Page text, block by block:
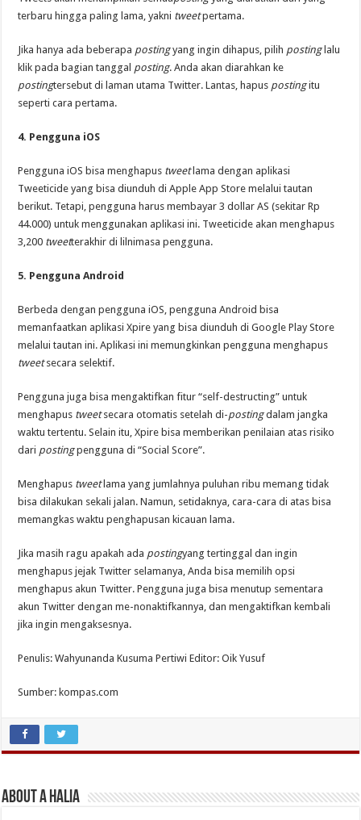
terbaru hingga paling lama, yakni tweetpertama.
Jika hanya ada beberapa postingyang ingin dihapus, pilih postinglalu
klik pada bagian tanggal posting. Anda akan diarahkan ke
postingtersebut di laman utama Twitter. Lantas, hapus postingitu
seperti cara pertama.
4. Pengguna iOS
Pengguna iOS bisa menghapus tweetlama dengan aplikasi
Tweeticide yang bisa diunduh di Apple App Store melalui tautan
berikut. Tetapi, pengguna harus membayar 3 dollar AS (sekitar Rp
44.000) untuk menggunakan aplikasi ini. Tweeticide akan menghapus
3,200 tweetterakhir di lilnimasa pengguna.
5. Pengguna Android
Berbeda dengan pengguna iOS, pengguna Android bisa
memanfaatkan aplikasi Xpire yang bisa diunduh di Google Play Store
melalui tautan ini. Aplikasi ini memungkinkan pengguna menghapus
tweetsecara selektif.
Pengguna juga bisa mengaktifkan fitur “self-destructing” untuk
menghapus tweetsecara otomatis setelah di-postingdalam jangka
waktu tertentu. Selain itu, Xpire bisa memberikan penilaian atas risiko
dari postingpengguna di “Social Score”.
Menghapus tweetlama yang jumlahnya puluhan ribu memang tidak
bisa dilakukan sekali jalan. Namun, setidaknya, cara-cara di atas bisa
memangkas waktu penghapusan kicauan lama.
Jika masih ragu apakah ada postingyang tertinggal dan ingin
menghapus jejak Twitter selamanya, Anda bisa memilih opsi
menghapus akun Twitter. Pengguna juga bisa menutup sementara
akun Twitter dengan me-nonaktifkannya, dan mengaktifkan kembali
jika ingin mengaksesnya.
Penulis: Wahyunanda Kusuma Pertiwi Editor: Oik Yusuf
Sumber: kompas.com
About A Halia